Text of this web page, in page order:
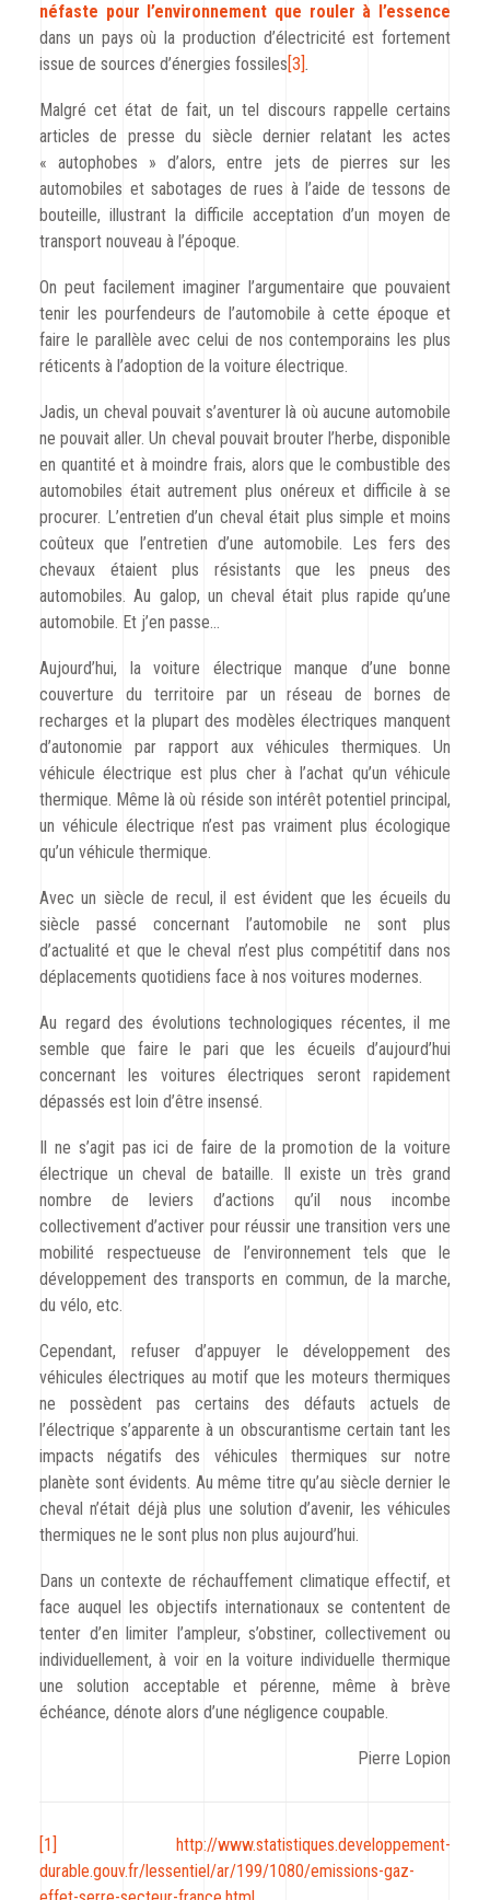
néfaste pour l’environnement que rouler à l’essence
dans un pays où la production d’électricité est fortement
issue de sources d’énergies fossiles[3].
Malgré cet état de fait, un tel discours rappelle certains
articles de presse du siècle dernier relatant les actes
« autophobes » d’alors, entre jets de pierres sur les
automobiles et sabotages de rues à l’aide de tessons de
bouteille, illustrant la difficile acceptation d’un moyen de
transport nouveau à l’époque.
On peut facilement imaginer l’argumentaire que pouvaient
tenir les pourfendeurs de l’automobile à cette époque et
faire le parallèle avec celui de nos contemporains les plus
réticents à l’adoption de la voiture électrique.
Jadis, un cheval pouvait s’aventurer là où aucune automobile
ne pouvait aller. Un cheval pouvait brouter l’herbe, disponible
en quantité et à moindre frais, alors que le combustible des
automobiles était autrement plus onéreux et difficile à se
procurer. L’entretien d’un cheval était plus simple et moins
coûteux que l’entretien d’une automobile. Les fers des
chevaux étaient plus résistants que les pneus des
automobiles. Au galop, un cheval était plus rapide qu’une
automobile. Et j’en passe…
Aujourd’hui, la voiture électrique manque d’une bonne
couverture du territoire par un réseau de bornes de
recharges et la plupart des modèles électriques manquent
d’autonomie par rapport aux véhicules thermiques. Un
véhicule électrique est plus cher à l’achat qu’un véhicule
thermique. Même là où réside son intérêt potentiel principal,
un véhicule électrique n’est pas vraiment plus écologique
qu’un véhicule thermique.
Avec un siècle de recul, il est évident que les écueils du
siècle passé concernant l’automobile ne sont plus
d’actualité et que le cheval n’est plus compétitif dans nos
déplacements quotidiens face à nos voitures modernes.
Au regard des évolutions technologiques récentes, il me
semble que faire le pari que les écueils d’aujourd’hui
concernant les voitures électriques seront rapidement
dépassés est loin d’être insensé.
Il ne s’agit pas ici de faire de la promotion de la voiture
électrique un cheval de bataille. Il existe un très grand
nombre de leviers d’actions qu’il nous incombe
collectivement d’activer pour réussir une transition vers une
mobilité respectueuse de l’environnement tels que le
développement des transports en commun, de la marche,
du vélo, etc.
Cependant, refuser d’appuyer le développement des
véhicules électriques au motif que les moteurs thermiques
ne possèdent pas certains des défauts actuels de
l’électrique s’apparente à un obscurantisme certain tant les
impacts négatifs des véhicules thermiques sur notre
planète sont évidents. Au même titre qu’au siècle dernier le
cheval n’était déjà plus une solution d’avenir, les véhicules
thermiques ne le sont plus non plus aujourd’hui.
Dans un contexte de réchauffement climatique effectif, et
face auquel les objectifs internationaux se contentent de
tenter d’en limiter l’ampleur, s’obstiner, collectivement ou
individuellement, à voir en la voiture individuelle thermique
une solution acceptable et pérenne, même à brève
échéance, dénote alors d’une négligence coupable.
Pierre Lopion
[1]
http://www.statistiques.developpement-
durable.gouv.fr/lessentiel/ar/199/1080/emissions-gaz-